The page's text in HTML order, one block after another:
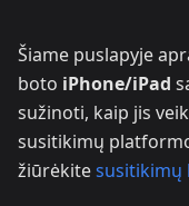
Šiame puslapyje
boto iPhone/iPad
sužinoti, kaip jis
susitikimų
žiūrėkitesusitikimų